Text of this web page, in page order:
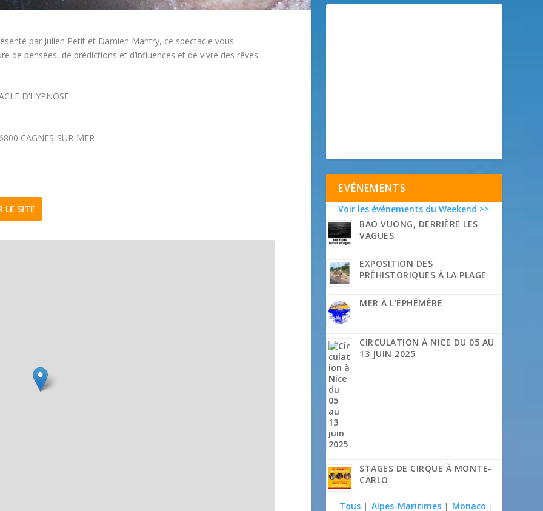
par Julien Petit et Damien Mantry, ce spectacle vous
de pensées, de prédictions et d’influences et de vivre des rêves
D’HYPNOSE
CAGNES-SUR-MER
LE SITE
EVÉNEMENTS
Voir les événements du Weekend >>
BAO VUONG, DERRIÈRE LES
VAGUES
EXPOSITION DES
PRÉHISTORIQUES À LA PLAGE
MER À L’ÉPHÉMÈRE
CIRCULATION À NICE DU 05 AU
13 JUIN 2025
STAGES DE CIRQUE À MONTE-
CARLO
Tous | Alpes-Maritimes | Monaco |